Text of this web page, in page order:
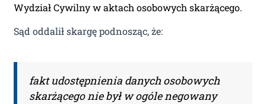
Please leave this field empty.
Aktualności Plus 360
Adres e-mail:
Wydział Cywilny w aktach osobowych skarżącego.
Sąd oddalił skargę podnosząc, że:
fakt udostępnienia danych osobowych
skarżącego nie był w ogóle negowany